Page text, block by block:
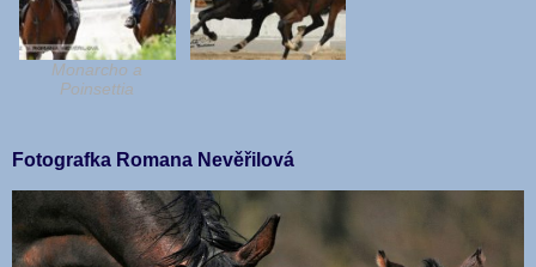
Monarcho a
Poinsettia
Fotografka Romana Nevěřilová